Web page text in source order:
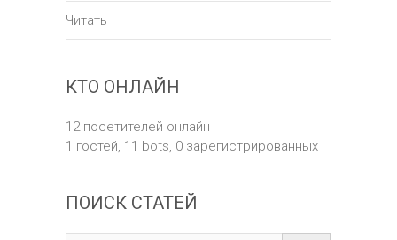
Читать
КТО ОНЛАЙН
12 посетителей онлайн
1 гостей, 11 bots, 0 зарегистрированных
ПОИСК СТАТЕЙ